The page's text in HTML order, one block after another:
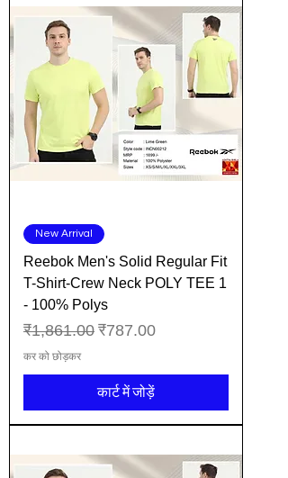
New Arrival
Reebok Men's Solid Regular Fit
T-Shirt-Crew Neck POLY TEE 1
- 100% Polys
नियमित मूल्य
₹1,861.00 बिक्री मूल्य
₹787.00
कर को छोड़कर
कार्ट में जोड़ें